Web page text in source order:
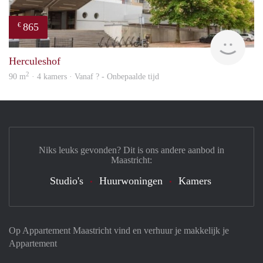
€ 865
Herculeshof
90 m2 · 4 kamers · Vanaf ? - Onbepaalde tijd
Op Appartement Maastricht vind en verhuur je makkelijk je
Appartement
Niks leuks gevonden? Dit is ons andere aanbod in
Maastricht:
Studio's Huurwoningen Kamers